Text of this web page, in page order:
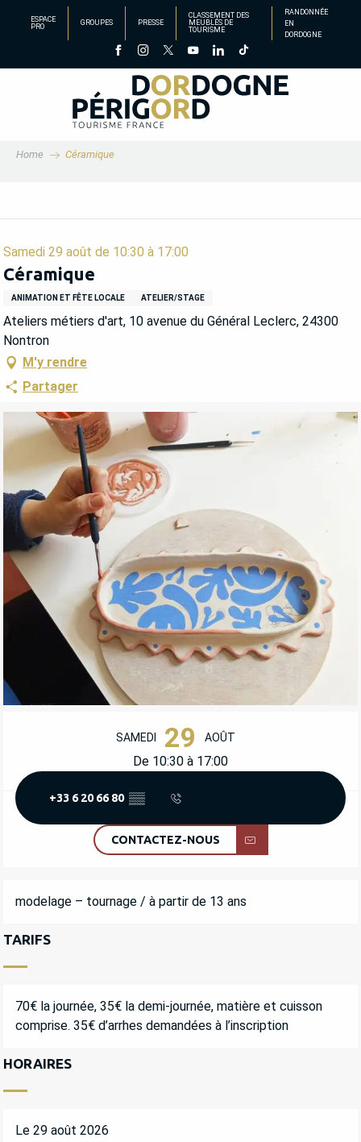
principal
ESPACE
PRO
GROUPES PRESSE
CLASSEMENT DES
MEUBLÉS DE
TOURISME
RANDONNÉE
EN
DORDOGNE
Home Céramique
Samedi 29 août de 10:30 à 17:00
Céramique
ANIMATION ET FÊTE LOCALE ATELIER/STAGE
Ateliers métiers d'art, 10 avenue du Général Leclerc, 24300
Nontron
M'y rendre
Partager
OUVERTURE ET COORDONNÉES
SAMEDI 29 AOÛT
De 10:30 à 17:00
+33 6 20 66 80 ▒▒
CONTACTEZ-NOUS
DESCRIPTION
modelage – tournage / à partir de 13 ans
TARIFS
70€ la journée, 35€ la demi-journée, matière et cuisson
comprise. 35€ d’arrhes demandées à l’inscription
HORAIRES
Le 29 août 2026